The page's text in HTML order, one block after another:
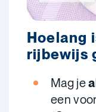
Hoelang
rijbewijs
Mag je
een